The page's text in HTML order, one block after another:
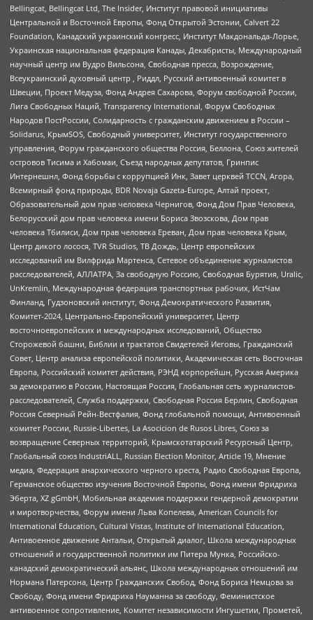
Bellingcat, Bellingcat Ltd, The Insider, Институт правовой инициативы
Центральной и Восточной Европы, Фонд Открытой Эстонии, Calvert 22
Foundation, Канадский украинский конгресс, Институт Макдональда-Лорье,
Украинская национальная федерация Канады, Декабристы, Международный
научный центр им Вудро Вильсона, Свободная пресса, Возрождение,
Всеукраинский духовный центр , Риддл, Русский антивоенный комитет в
Швеции, Проект Медуза, Фонд Андрея Сахарова, Форум свободной России,
Лига Свободных Наций, Transparеncy International, Форум Свободных
Народов ПостРоссии, Солидарность с гражданским движением в России –
Solidarus, КрымSOS, Свободный университет, Институт государственного
управления, Форум гражданского общества Россия, Беллона, Союз жителей
островов Тисима и Хабомаи, Съезд народных депутатов, Гринпис
Интернешнл, Фонд борьбы с коррупцией Инк, Завет церквей TCCN, Агора,
Всемирный фонд природы, BDR Novaja Gazeta-Europe, Алтай проект,
Образовательный дом прав человека Чернигов, Фонд Дом Прав Человека,
Белорусский дом прав человека имени Бориса Звозскова, Дом прав
человека Тбилиси, Дом прав человека Ереван, Дом прав человека Крым,
Центр дикого лосося, TVR Studios, ТВ Дождь, Центр европейских
исследований им Вилфрида Мартенса, Сетевое объединение журналистов
расследователей, АЛЛАТРА, За свободную Россию, Свободная Бурятия, Uralic,
UnKremlin, Международная федерация транспортных рабочих, ИстЧам
Финланд, Гудзоновский институт, Фонд Демократического Развития,
Комитет-2024, Центрально-Европейский университет, Центр
восточноевропейских и международных исследований, Общество
Сторожевой башни, Библии и трактатов Свидетелей Иеговы, Гражданский
Совет, Центр анализа европейской политики, Академическая сеть Восточная
Европа, Российский комитет действия, РЭНД корпорейшн, Русская Америка
за демократию в России, Настоящая Россия, Глобальная сеть журналистов-
расследователей, Служба поддержки, Свободная Россия Берлин, Свободная
Россия Северный Рейн-Вестфалия, Фонд глобальной помощи, Антивоенный
комитет России, Russie-Libertes, La Asocicion de Rusos Libres, Союз за
возвращение Северных территорий, Крымскотатарский Ресурсный Центр,
Глобальный союз IndustriALL, Russian Election Monitor, Article 19, Мнение
медиа, Федерация анархического черного креста, Радио Свободная Европа,
Германское общество изучения Восточной Европы, Фонд имени Фридриха
Эберта, XZ gGmbH, Мобильная академия поддержки гендерной демократии
и миротворчества, Форум имени Льва Копелева, American Councils for
International Education, Cultural Vistas, Institute of International Education,
Антивоенное движение Антальи, Открытый диалог, Школа международных
отношений и государственной политики им Питера Мунка, Российско-
канадский демократический альянс, Школа международных отношений им
Нормана Патерсона, Центр Гражданских Свобод, Фонд Бориса Немцова за
Свободу, Фонд имени Фридриха Науманна за свободу, Феминистское
антивоенное сопротивление, Комитет независимости Ингушетии, Прометей,